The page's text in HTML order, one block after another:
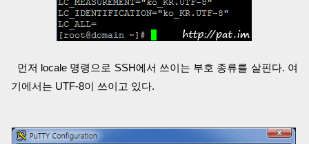
먼저 locale 명령으로 SSH에서 쓰이는 부호 종류를 살핀다. 여
기에서는 UTF-8이 쓰이고 있다.